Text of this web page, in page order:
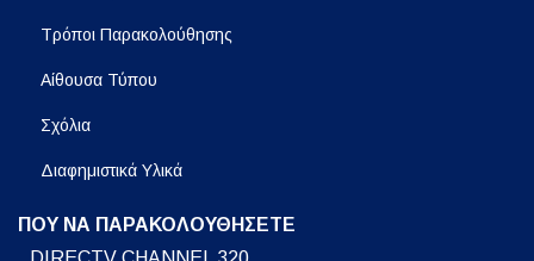
Τρόποι Παρακολούθησης
Αίθουσα Τύπου
Σχόλια
Διαφημιστικά Υλικά
ΠΟΥ ΝΑ ΠΑΡΑΚΟΛΟΥΘΗΣΕΤΕ